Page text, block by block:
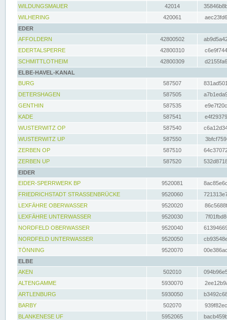
WILDUNGSMAUER
42014
WILHERING
420061
EDER
AFFOLDERN
42800502
EDERTALSPERRE
42800310
SCHMITTLOTHEIM
42800309
ELBE-HAVEL-KANAL
BURG
587507
DETERSHAGEN
587505
GENTHIN
587535
KADE
587541
WUSTERWITZ OP
587540
WUSTERWITZ UP
587550
ZERBEN OP
587510
ZERBEN UP
587520
EIDER
EIDER-SPERRWERK BP
9520081
FRIEDRICHSTADT STRASSENBRÜCKE
9520060
LEXFÄHRE OBERWASSER
9520020
LEXFÄHRE UNTERWASSER
9520030
NORDFELD OBERWASSER
9520040
NORDFELD UNTERWASSER
9520050
TÖNNING
9520070
ELBE
AKEN
502010
ALTENGAMME
5930070
ARTLENBURG
5930050
BARBY
502070
BLANKENESE UF
5952065